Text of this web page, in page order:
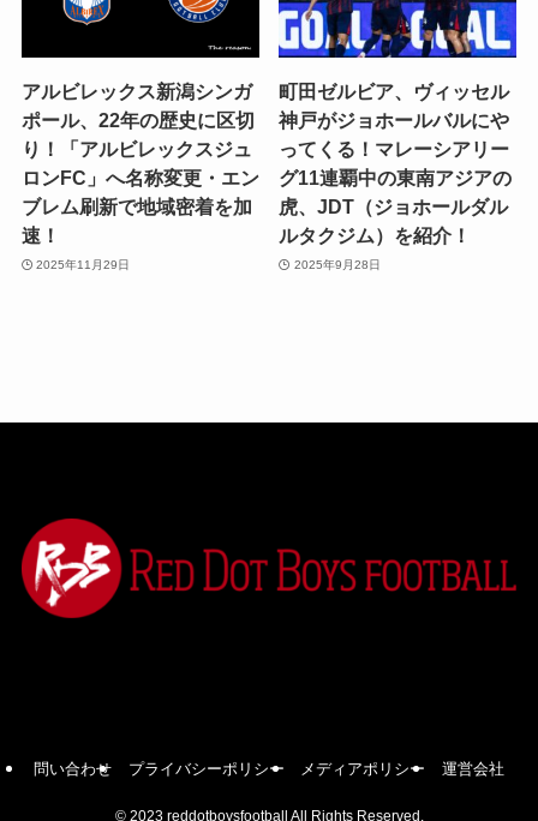
アルビレックス新潟シンガ
ポール、22年の歴史に区切
り！「アルビレックスジュ
ロンFC」へ名称変更・エン
ブレム刷新で地域密着を加
速！
2025年11月29日
町田ゼルビア、ヴィッセル
神戸がジョホールバルにや
ってくる！マレーシアリー
グ11連覇中の東南アジアの
虎、JDT（ジョホールダル
ルタクジム）を紹介！
2025年9月28日
問い合わせ プライバシーポリシー メディアポリシー 運営会社
©2023 reddotboysfootball All Rights Reserved.